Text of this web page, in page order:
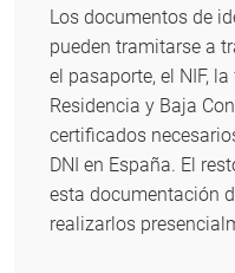
Los documentos de
pueden tramitarse a
el pasaporte, el NIF,
Residencia y Baja
certificados
DNI en España. El
esta documentación
realizarlos